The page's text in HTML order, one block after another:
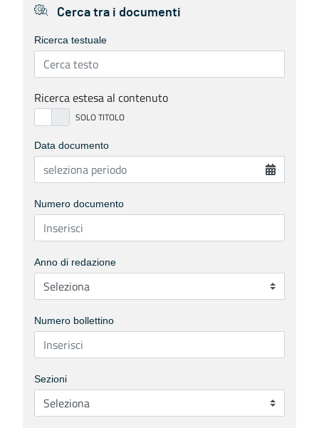
Cerca tra i documenti
Ricerca testuale
Ricerca estesa al contenuto
Data documento
Numero documento
Anno di redazione
Numero bollettino
Sezioni